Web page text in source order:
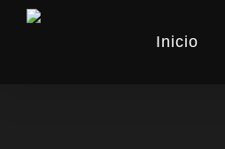
Inicio